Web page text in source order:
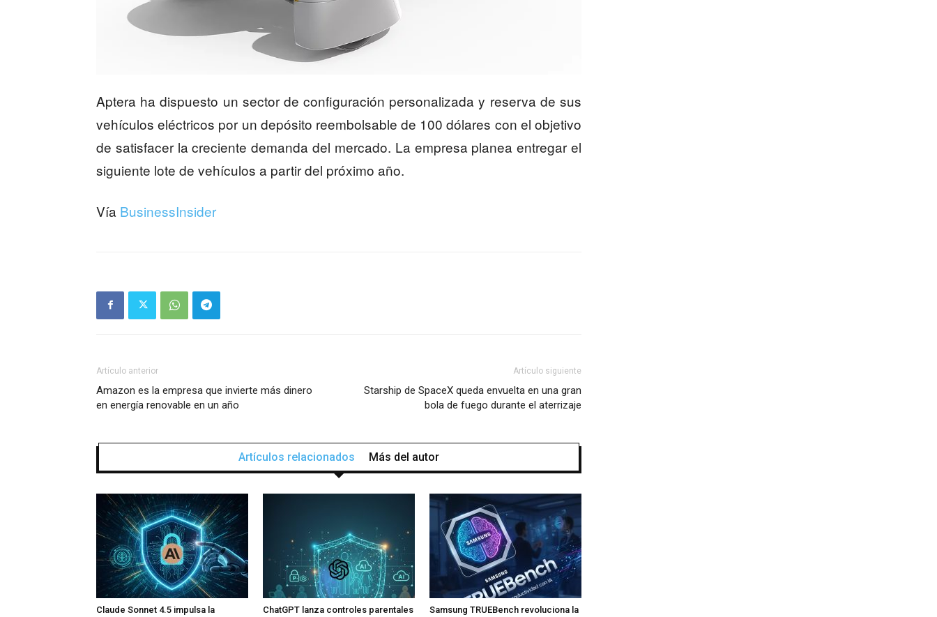
Aptera ha dispuesto un sector de configuración personalizada y reserva de sus
vehículos eléctricos por un depósito reembolsable de 100 dólares con el objetivo
de satisfacer la creciente demanda del mercado. La empresa planea entregar el
siguiente lote de vehículos a partir del próximo año.
Vía BusinessInsider
Artículo anterior
Amazon es la empresa que invierte más dinero
en energía renovable en un año
Artículo siguiente
Starship de SpaceX queda envuelta en una gran
bola de fuego durante el aterrizaje
Artículos relacionados Más del autor
Claude Sonnet 4.5 impulsa la ChatGPT lanza controles parentales Samsung TRUEBench revoluciona la